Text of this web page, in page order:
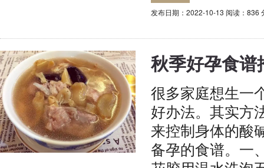
发布日期：2022-10-13 阅读：836
秋季好孕食谱
很多家庭想生一
好办法。其实方
来控制身体的酸
备孕的食谱。一